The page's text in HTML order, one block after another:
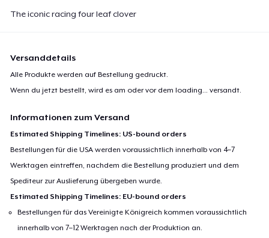
The iconic racing four leaf clover
Versanddetails
Alle Produkte werden auf Bestellung gedruckt.
Wenn du jetzt bestellt, wird es am oder vor demloading... versandt.
Informationen zum Versand
Estimated Shipping Timelines: US-bound orders
Bestellungen für die USA werden voraussichtlich innerhalb von 4–7
Werktagen eintreffen, nachdem die Bestellung produziert und dem
Spediteur zur Auslieferung übergeben wurde.
Estimated Shipping Timelines: EU-bound orders
Bestellungen für das Vereinigte Königreich kommen voraussichtlich
innerhalb von 7–12 Werktagen nach der Produktion an.